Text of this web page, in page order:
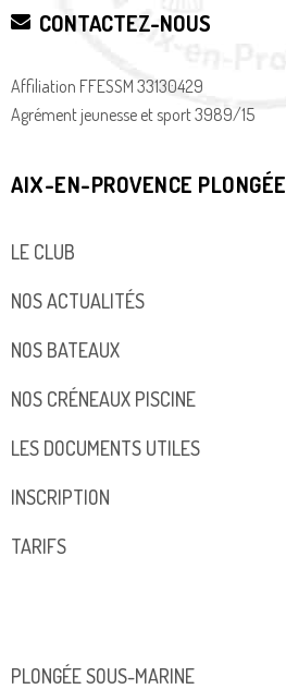
CONTACTEZ-NOUS
Affiliation FFESSM 33130429
Agrément jeunesse et sport 3989/15
AIX-EN-PROVENCE PLONGÉE
LE CLUB
NOS ACTUALITÉS
NOS BATEAUX
NOS CRÉNEAUX PISCINE
LES DOCUMENTS UTILES
INSCRIPTION
TARIFS
PLONGÉE SOUS-MARINE